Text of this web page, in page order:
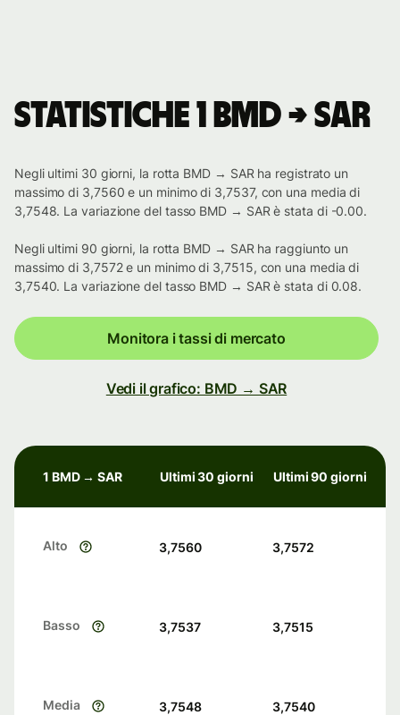
Statistiche 1 BMD → SAR
Negli ultimi 30 giorni, la rotta BMD → SAR ha registrato un
massimo di 3,7560 e un minimo di 3,7537, con una media di
3,7548. La variazione del tasso BMD → SAR è stata di -0.00.
Negli ultimi 90 giorni, la rotta BMD → SAR ha raggiunto un
massimo di 3,7572 e un minimo di 3,7515, con una media di
3,7540. La variazione del tasso BMD → SAR è stata di 0.08.
Monitora i tassi di mercato
Vedi il grafico: BMD → SAR
1 BMD → SAR Ultimi 30 giorni Ultimi 90 giorni
Alto 3,7560 3,7572
Basso 3,7537 3,7515
Media 3,7548 3,7540